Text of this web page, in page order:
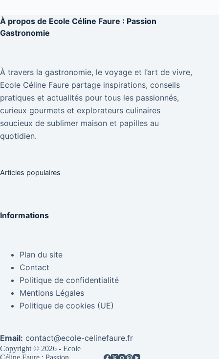
À propos de Ecole Céline Faure : Passion
Gastronomie
À travers la gastronomie, le voyage et l’art de vivre,
Ecole Céline Faure partage inspirations, conseils
pratiques et actualités pour tous les passionnés,
curieux gourmets et explorateurs culinaires
soucieux de sublimer maison et papilles au
quotidien.
Articles populaires
Informations
Plan du site
Contact
Politique de confidentialité
Mentions Légales
Politique de cookies (UE)
Email: contact@ecole-celinefaure.fr
Copyright © 2026 - Ecole
Céline Faure : Passion